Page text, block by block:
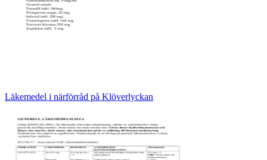
Läkemedel i närförråd på Klöverlyckan